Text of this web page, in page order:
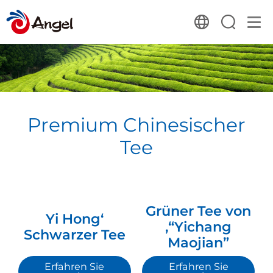
Premium Chinesischer
Tee
Yi Hong‘
Schwarzer Tee
Erfahren Sie
Grüner Tee von
‚“Yichang
Maojian”
Erfahren Sie